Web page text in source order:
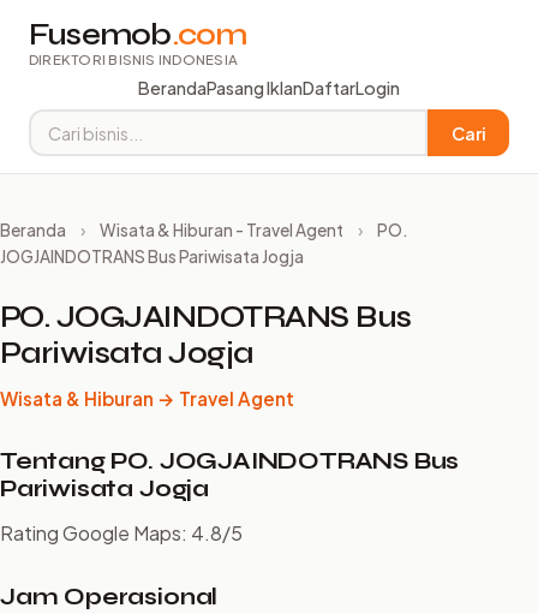
Fusemob.com
DIREKTORI BISNIS INDONESIA
BerandaPasang IklanDaftarLogin
Cari
Beranda › Wisata & Hiburan - Travel Agent ›
PO.
JOGJAINDOTRANS Bus Pariwisata Jogja
PO. JOGJAINDOTRANS Bus
Pariwisata Jogja
Wisata & Hiburan → Travel Agent
Tentang PO. JOGJAINDOTRANS Bus
Pariwisata Jogja
Rating Google Maps: 4.8/5
Jam Operasional